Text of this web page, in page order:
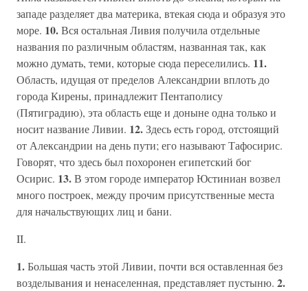
западе разделяет два материка, втекая сюда и образуя это
море. 10.Вся остальная Ливия получила отдельные
названия по различным областям, названная так, как
можно думать, теми, которые сюда переселились. 11.
Область, идущая от пределов Александрии вплоть до
города Кирены, принадлежит Пентаполису
(Пятиградию), эта область еще и доныне одна только и
носит название Ливии. 12.Здесь есть город, отстоящий
от Александрии на день пути; его называют Тафосирис.
Говорят, что здесь был похоронен египетский бог
Осирис. 13.В этом городе император Юстиниан возвел
много построек, между прочим присутственные места
для начальствующих лиц и бани.
II.
1.Большая часть этой Ливии, почти вся оставленная без
возделывания и ненаселенная, представляет пустыню. 2.